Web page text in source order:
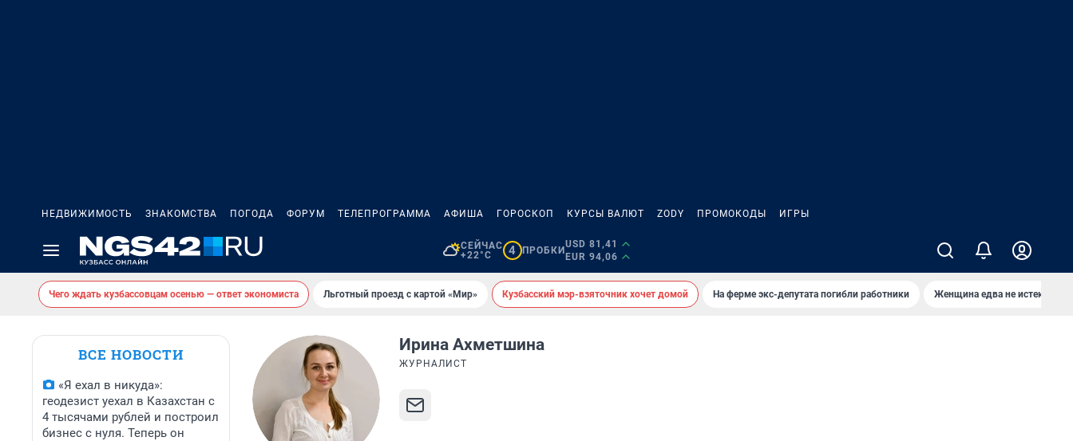
НЕДВИЖИМОСТЬ ЗНАКОМСТВА ПОГОДА ФОРУМ ТЕЛЕПРОГРАММА АФИША ГОРОСКОП КУРСЫ ВАЛЮТ ZODY ПРОМОКОДЫ ИГРЫ
СЕЙЧАС
+22°C
4 ПРОБКИ
USD 81,41
EUR 94,06
Чего ждать кузбассовцам осенью — ответ экономиста Льготный проезд с картой «Мир» Кузбасский мэр-взяточник хочет домой На ферме экс-депутата погибли работники Женщина едва не истекла
ВСЕ НОВОСТИ
«Я ехал в никуда»:
геодезист уехал в Казахстан с
4 тысячами рублей и построил
бизнес с нуля. Теперь он
Ирина Ахметшина
ЖУРНАЛИСТ